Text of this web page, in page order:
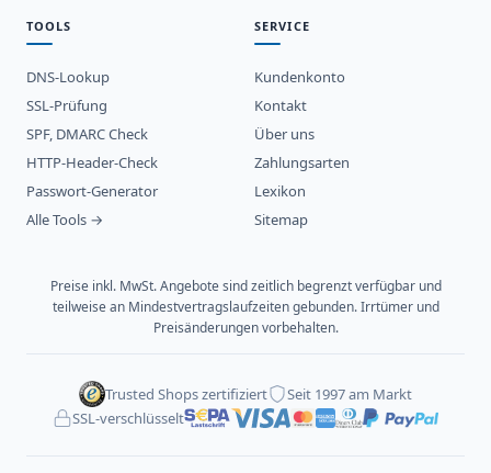
TOOLS
DNS-Lookup
SSL-Prüfung
SPF, DMARC Check
HTTP-Header-Check
Passwort-Generator
Alle Tools →
SERVICE
Kundenkonto
Kontakt
Über uns
Zahlungsarten
Lexikon
Sitemap
Preise inkl. MwSt. Angebote sind zeitlich begrenzt verfügbar und
teilweise an Mindestvertragslaufzeiten gebunden. Irrtümer und
Preisänderungen vorbehalten.
Trusted Shops zertifiziert
Seit 1997 am Markt
SSL-verschlüsselt